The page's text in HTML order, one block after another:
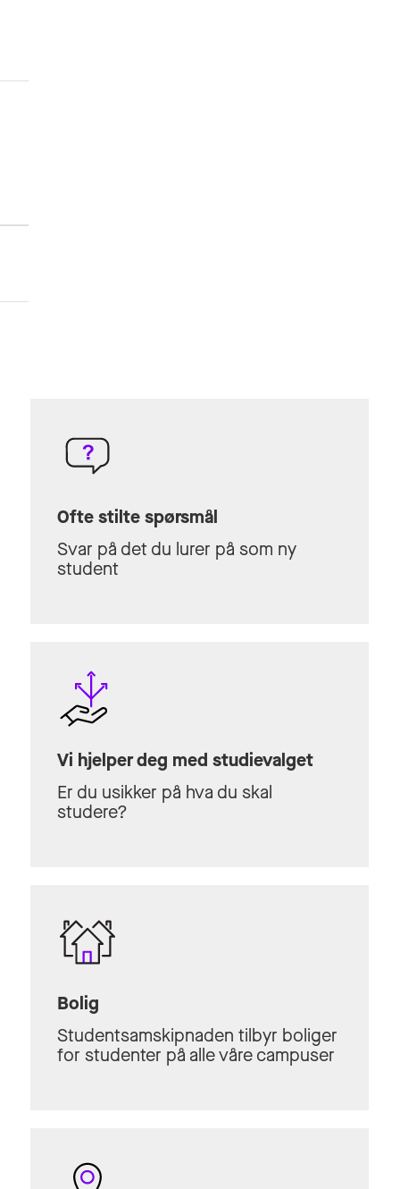
Ofte stilte spørsmål
Svar på det du lurer på som ny
student
Vi hjelper deg med studievalget
Er du usikker på hva du skal
studere?
Bolig
Studentsamskipnaden tilbyr boliger
for studenter på alle våre campuser